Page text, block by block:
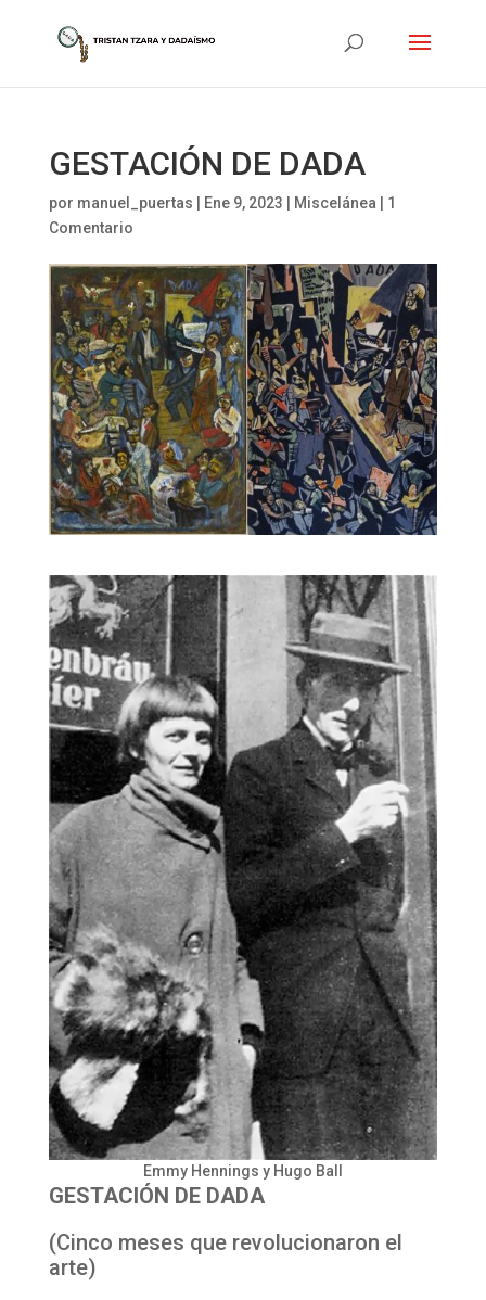
GESTACIÓN DE DADA
por manuel_puertas Ene 9, 2023 Miscelánea
1
Comentario
Emmy Hennings y Hugo Ball
GESTACIÓN DE DADA
(Cinco meses que revolucionaron el
arte)